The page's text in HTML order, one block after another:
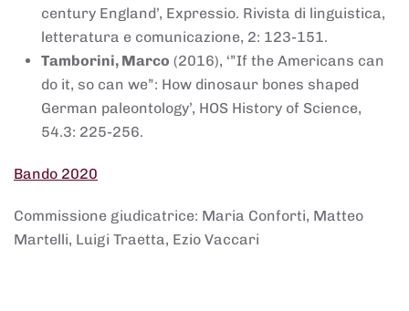
century England’, Expressio. Rivista di linguistica,
letteratura e comunicazione, 2: 123-151.
Tamborini, Marco (2016), ‘”If the Americans can
do it, so can we”: How dinosaur bones shaped
German paleontology’, HOS History of Science,
54.3: 225-256.
Bando 2020
Commissione giudicatrice: Maria Conforti, Matteo
Martelli, Luigi Traetta, Ezio Vaccari